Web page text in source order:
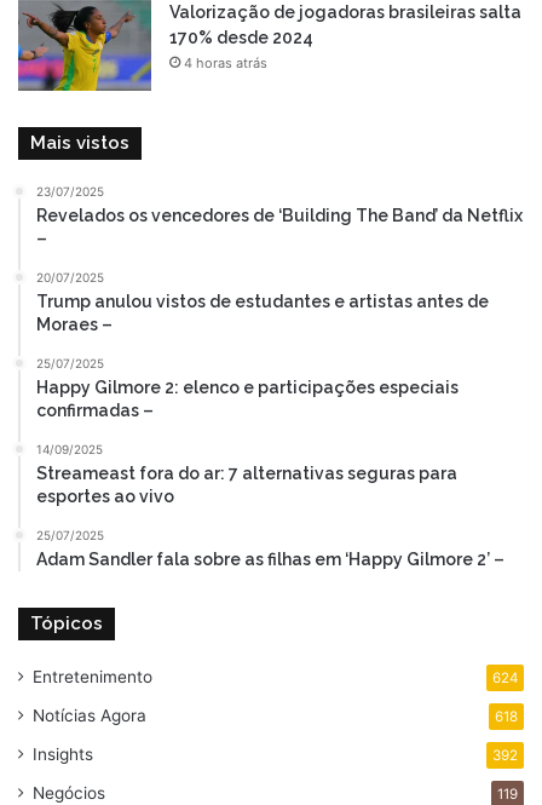
Valorização de jogadoras brasileiras salta
170% desde 2024
4 horas atrás
Mais vistos
23/07/2025
Revelados os vencedores de ‘Building The Band’ da Netflix
–
20/07/2025
Trump anulou vistos de estudantes e artistas antes de
Moraes –
25/07/2025
Happy Gilmore 2: elenco e participações especiais
confirmadas –
14/09/2025
Streameast fora do ar: 7 alternativas seguras para
esportes ao vivo
25/07/2025
Adam Sandler fala sobre as filhas em ‘Happy Gilmore 2’ –
Tópicos
Entretenimento 624
Notícias Agora 618
Insights 392
Negócios 119